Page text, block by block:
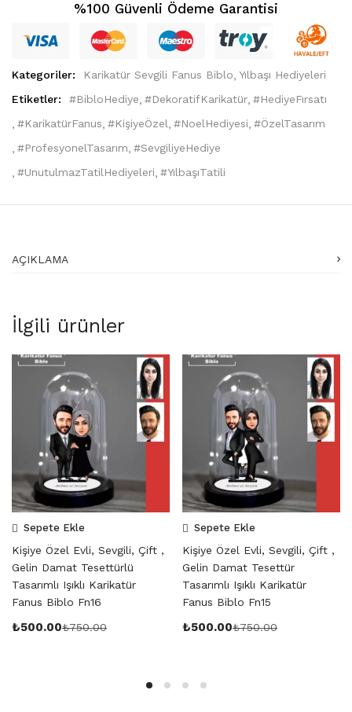
%100 Güvenli Ödeme Garantisi
Kategoriler: Karikatür Sevgili Fanus Biblo Yılbaşı Hediyeleri
Etiketler:
#BibloHediye #DekoratifKarikatür #HediyeFırsatı
#KarikatürFanus #KişiyeÖzel #NoelHediyesi #ÖzelTasarım
#ProfesyonelTasarım #SevgiliyeHediye
#UnutulmazTatilHediyeleri #YılbaşıTatili
AÇIKLAMA
İlgili ürünler
Sepete Ekle
Kişiye Özel Evli, Sevgili, Çift ,
Gelin Damat Tesettürlü
Tasarımlı Işıklı Karikatür
Fanus Biblo Fn16
₺500.00₺750.00
Sepete Ekle
Kişiye Özel Evli, Sevgili, Çift ,
Gelin Damat Tesettür
Tasarımlı Işıklı Karikatür
Fanus Biblo Fn15
₺500.00₺750.00